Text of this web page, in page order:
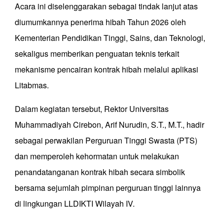
Acara ini diselenggarakan sebagai tindak lanjut atas
diumumkannya penerima hibah Tahun 2026 oleh
Kementerian Pendidikan Tinggi, Sains, dan Teknologi,
sekaligus memberikan penguatan teknis terkait
mekanisme pencairan kontrak hibah melalui aplikasi
Litabmas.
Dalam kegiatan tersebut, Rektor Universitas
Muhammadiyah Cirebon, Arif Nurudin, S.T., M.T., hadir
sebagai perwakilan Perguruan Tinggi Swasta (PTS)
dan memperoleh kehormatan untuk melakukan
penandatanganan kontrak hibah secara simbolik
bersama sejumlah pimpinan perguruan tinggi lainnya
di lingkungan LLDIKTI Wilayah IV.